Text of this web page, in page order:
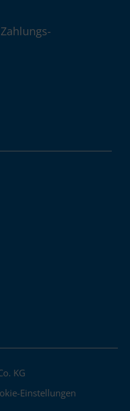
KG
Einstellungen